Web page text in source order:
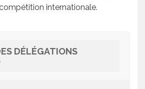
internationale.
DÉLÉGATIONS